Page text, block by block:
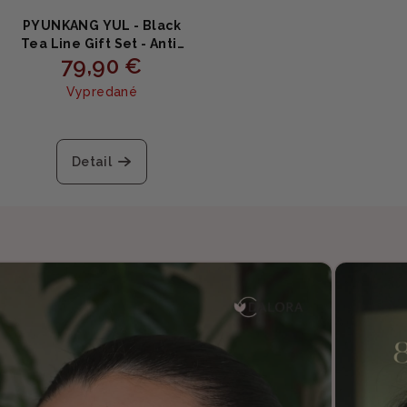
PYUNKANG YUL - Black
Tea Line Gift Set - Anti-
age darčekový set s
fermentovaným čiernym
čajom 3 ks
79,90 €
Vypredané
Detail